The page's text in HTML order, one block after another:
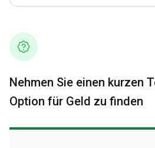
Nehmen Sie einen kurzen
Option für Geld zu finden